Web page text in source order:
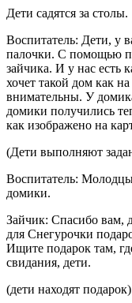
Дети садятся за столы.
Воспитатель: Дети, у
палочки. С помощью
зайчика. И у нас есть
хочет такой дом как
внимательны. У
домики получились
как изображено на
(Дети выполняют
Воспитатель:
домики.
Зайчик: Спасибо вам,
для Снегурочки
Ищите подарок там,
свидания, дети.
(дети находят